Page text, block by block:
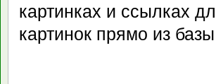
картинках и ссылках
картинок прямо из